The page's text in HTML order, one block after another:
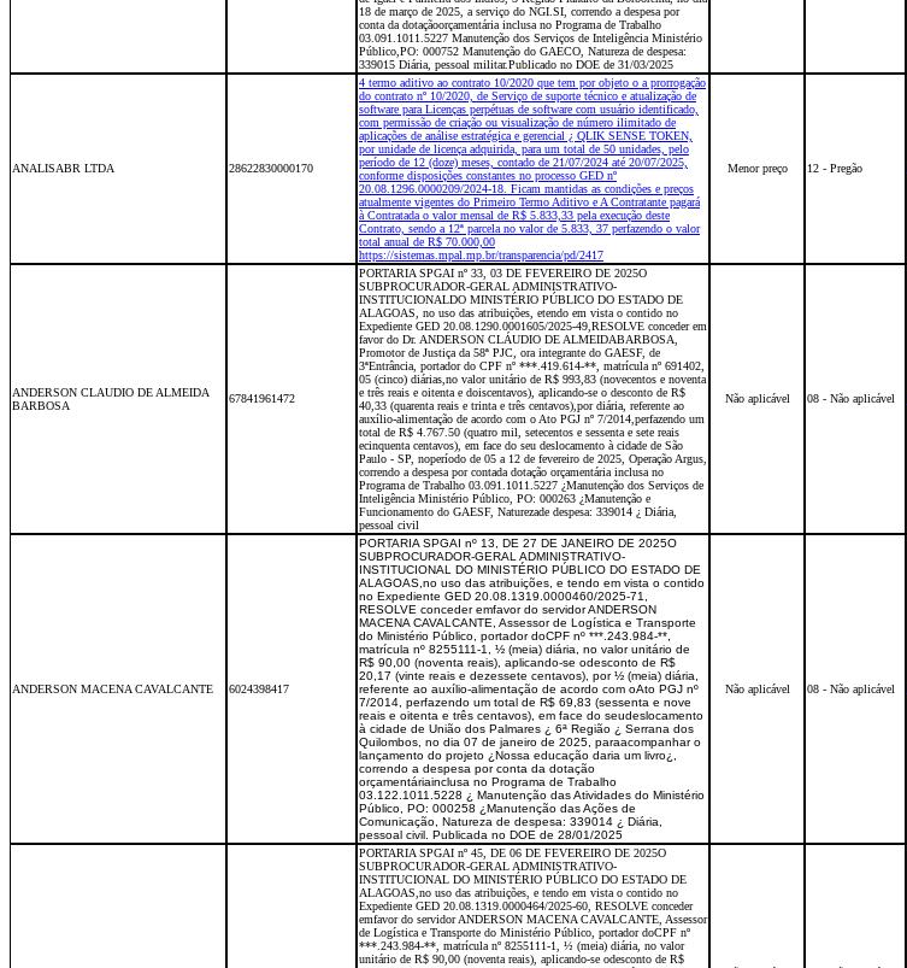
18 de março de 2025, a serviço do NGI.SI, correndo a despesa por
conta da dotaçãoorçamentária inclusa no Programa de Trabalho
03.091.1011.5227 Manutenção dos Serviços de Inteligência Ministério
Público,PO: 000752 Manutenção do GAECO, Natureza de despesa:
339015 Diária, pessoal militar.Publicado no DOE de 31/03/2025
ANALISABR LTDA 28622830000170
4 termo aditivo ao contrato 10/2020 que tem por objeto o a prorrogação
do contrato nº 10/2020, de Serviço de suporte técnico e atualização de
software para Licenças perpétuas de software com usuário identificado,
com permissão de criação ou visualização de número ilimitado de
aplicações de análise estratégica e gerencial ¿ QLIK SENSE TOKEN,
por unidade de licença adquirida, para um total de 50 unidades, pelo
período de 12 (doze) meses, contado de 21/07/2024 até 20/07/2025,
conforme disposições constantes no processo GED nº
20.08.1296.0000209/2024-18. Ficam mantidas as condições e preços
atualmente vigentes do Primeiro Termo Aditivo e A Contratante pagará
à Contratada o valor mensal de R$ 5.833,33 pela execução deste
Contrato, sendo a 12ª parcela no valor de 5.833, 37 perfazendo o valor
total anual de R$ 70.000,00
https://sistemas.mpal.mp.br/transparencia/pd/2417
Menor preço 12 - Pregão
ANDERSON CLAUDIO DE ALMEIDA
BARBOSA
67841961472
PORTARIA SPGAI nº 33, 03 DE FEVEREIRO DE 2025O
SUBPROCURADOR-GERAL ADMINISTRATIVO-
INSTITUCIONALDO MINISTÉRIO PÚBLICO DO ESTADO DE
ALAGOAS, no uso das atribuições, etendo em vista o contido no
Expediente GED 20.08.1290.0001605/2025-49,RESOLVE conceder em
favor do Dr. ANDERSON CLÁUDIO DE ALMEIDABARBOSA,
Promotor de Justiça da 58ª PJC, ora integrante do GAESF, de
3ªEntrância, portador do CPF nº ***.419.614-**, matrícula nº 691402,
05 (cinco) diárias,no valor unitário de R$ 993,83 (novecentos e noventa
e três reais e oitenta e doiscentavos), aplicando-se o desconto de R$
40,33 (quarenta reais e trinta e três centavos),por diária, referente ao
auxílio-alimentação de acordo com o Ato PGJ nº 7/2014,perfazendo um
total de R$ 4.767.50 (quatro mil, setecentos e sessenta e sete reais
ecinquenta centavos), em face do seu deslocamento à cidade de São
Paulo - SP, noperíodo de 05 a 12 de fevereiro de 2025, Operação Argus,
correndo a despesa por contada dotação orçamentária inclusa no
Programa de Trabalho 03.091.1011.5227 ¿Manutenção dos Serviços de
Inteligência Ministério Público, PO: 000263 ¿Manutenção e
Funcionamento do GAESF, Naturezade despesa: 339014 ¿ Diária,
pessoal civil
Não aplicável 08 - Não aplicável
ANDERSON MACENA CAVALCANTE 6024398417
PORTARIA SPGAI nº 13, DE 27 DE JANEIRO DE 2025O
SUBPROCURADOR-GERAL ADMINISTRATIVO-
INSTITUCIONAL DO MINISTÉRIO PÚBLICO DO ESTADO DE
ALAGOAS,no uso das atribuições, e tendo em vista o contido
no Expediente GED 20.08.1319.0000460/2025-71,
RESOLVE conceder emfavor do servidor ANDERSON
MACENA CAVALCANTE, Assessor de Logística e Transporte
do Ministério Público, portador doCPF nº ***.243.984-**,
matrícula nº 8255111-1, ½ (meia) diária, no valor unitário de
R$ 90,00 (noventa reais), aplicando-se odesconto de R$
20,17 (vinte reais e dezessete centavos), por ½ (meia) diária,
referente ao auxílio-alimentação de acordo com oAto PGJ nº
7/2014, perfazendo um total de R$ 69,83 (sessenta e nove
reais e oitenta e três centavos), em face do seudeslocamento
à cidade de União dos Palmares ¿ 6ª Região ¿ Serrana dos
Quilombos, no dia 07 de janeiro de 2025, paraacompanhar o
lançamento do projeto ¿Nossa educação daria um livro¿,
correndo a despesa por conta da dotação
orçamentáriainclusa no Programa de Trabalho
03.122.1011.5228 ¿ Manutenção das Atividades do Ministério
Público, PO: 000258 ¿Manutenção das Ações de
Comunicação, Natureza de despesa: 339014 ¿ Diária,
pessoal civil. Publicada no DOE de 28/01/2025
Não aplicável 08 - Não aplicável
PORTARIA SPGAI nº 45, DE 06 DE FEVEREIRO DE 2025O
SUBPROCURADOR-GERAL ADMINISTRATIVO-
INSTITUCIONAL DO MINISTÉRIO PÚBLICO DO ESTADO DE
ALAGOAS,no uso das atribuições, e tendo em vista o contido no
Expediente GED 20.08.1319.0000464/2025-60, RESOLVE conceder
emfavor do servidor ANDERSON MACENA CAVALCANTE, Assessor
de Logística e Transporte do Ministério Público, portador doCPF nº
***.243.984-**, matrícula nº 8255111-1, ½ (meia) diária, no valor
unitário de R$ 90,00 (noventa reais), aplicando-se odesconto de R$